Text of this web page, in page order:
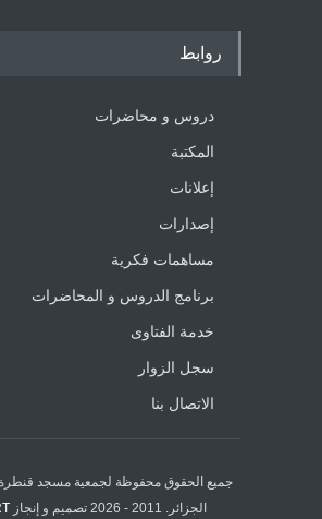
روابط
دروس و محاضرات
المكتبة
إعلانات
إصدارات
مساهمات فكرية
برنامج الدروس و المحاضرات
خدمة الفتاوى
سجل الزوار
الاتصال بنا
جميع الحقوق محفوظة لجمعية مسجد قنطرة
الجزائر. 2011 - 2026 تصميم و إنجاز